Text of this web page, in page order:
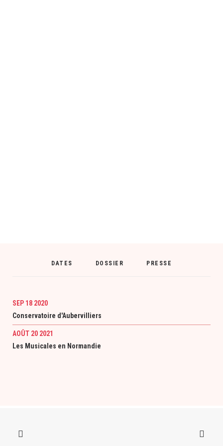
DATES DOSSIER PRESSE
SEP 18 2020
Conservatoire d'Aubervilliers
AOÛT 20 2021
Les Musicales en Normandie